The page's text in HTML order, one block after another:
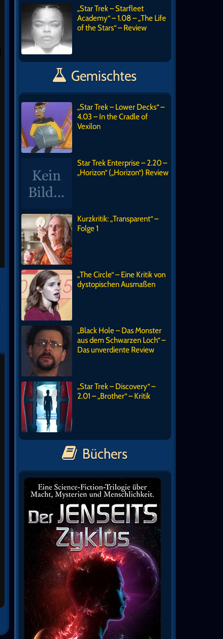
„Star Trek – Starfleet
Academy“ – 1.08 – „The Life
of the Stars“ – Review
Gemischtes
„Star Trek – Lower Decks“ –
4.03 – In the Cradle of
Vexilon
Star Trek Enterprise – 2.20 –
„Horizon“ („Horizon“) Review
Kurzkritik: „Transparent“ –
Folge 1
„The Circle“ – Eine Kritik von
dystopischen Ausmaßen
„Black Hole – Das Monster
aus dem Schwarzen Loch“ –
Das unverdiente Review
„Star Trek – Discovery“ –
2.01 – „Brother“ – Kritik
Büchers